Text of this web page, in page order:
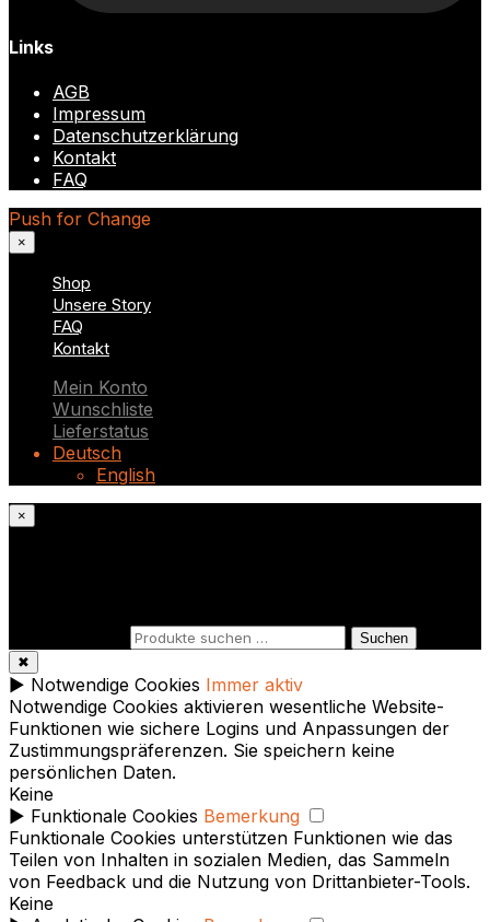
Links
AGB
Impressum
Datenschutzerklärung
Kontakt
FAQ
Push for Change
×
Shop
Unsere Story
FAQ
Kontakt
Mein Konto
Wunschliste
Lieferstatus
Deutsch
English
×
Suchen
✖
► Notwendige Cookies Immer aktiv
Notwendige Cookies aktivieren wesentliche Website-
Funktionen wie sichere Logins und Anpassungen der
Zustimmungspräferenzen. Sie speichern keine
persönlichen Daten.
Keine
► Funktionale Cookies Bemerkung
Funktionale Cookies unterstützen Funktionen wie das
Teilen von Inhalten in sozialen Medien, das Sammeln
von Feedback und die Nutzung von Drittanbieter-Tools.
Keine